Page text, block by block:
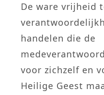
De ware vrijheid
handelen die de
voor zichzelf en
Heilige Geest